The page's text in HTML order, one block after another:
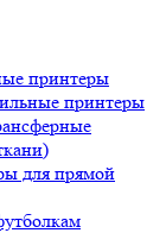
принтеры
принтеры
для прямой